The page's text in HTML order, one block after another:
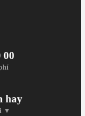
00
hay
▼